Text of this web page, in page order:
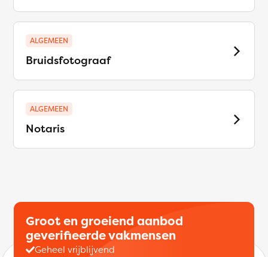
ALGEMEEN
Bruidsfotograaf
ALGEMEEN
Notaris
Groot en groeiend aanbod
geverifieerde vakmensen
Geheel vrijblijvend